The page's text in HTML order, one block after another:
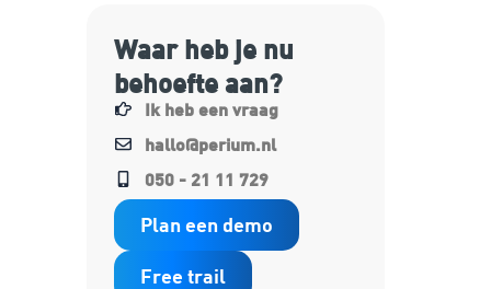
Waar heb je nu
behoefte aan?
Ik heb een vraag
hallo@perium.nl
050 - 21 11 729
Plan een demo
Free trail